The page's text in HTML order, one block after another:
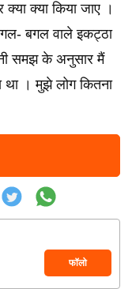
क्या किया जाए ।
बगल वाले इकट्ठा
समझ के अनुसार मैं
था । मुझे लोग कितना
फॉलो